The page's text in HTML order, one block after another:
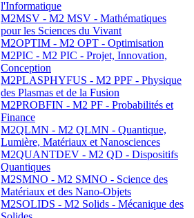
l'Informatique
M2MSV - M2 MSV - Mathématiques
pour les Sciences du Vivant
M2OPTIM - M2 OPT - Optimisation
M2PIC - M2 PIC - Projet, Innovation,
Conception
M2PLASPHYFUS - M2 PPF - Physique
des Plasmas et de la Fusion
M2PROBFIN - M2 PF - Probabilités et
Finance
M2QLMN - M2 QLMN - Quantique,
Lumière, Matériaux et Nanosciences
M2QUANTDEV - M2 QD - Dispositifs
Quantiques
M2SMNO - M2 SMNO - Science des
Matériaux et des Nano-Objets
M2SOLIDS - M2 Solids - Mécanique des